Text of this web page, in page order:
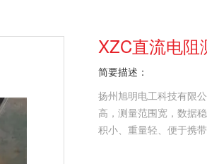
XZC直流电阻
简要描述：
扬州旭明电工科技有限
高，测量范围宽，数据
积小、重量轻、便于携